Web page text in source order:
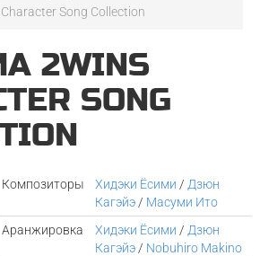
Song Collection
2WINS
SONG
Композиторы Хидэки Ёсими / Дзюн
Кагэйэ / Масуми Ито
Аранжировка
Хидэки Ёсими / Дзюн
Кагэйэ / Nobuhiro Makino